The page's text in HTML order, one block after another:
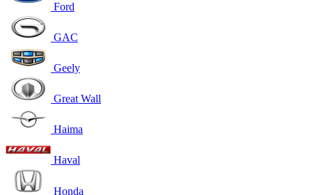
Ford
GAC
Geely
Great Wall
Haima
Haval
Honda